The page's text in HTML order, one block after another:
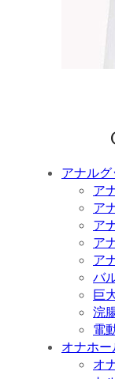
アナルグ
ア
ア
ア
ア
ア
バ
巨
浣
電
オナホー
オ